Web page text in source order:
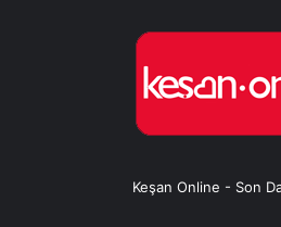
Keşan Online - Son